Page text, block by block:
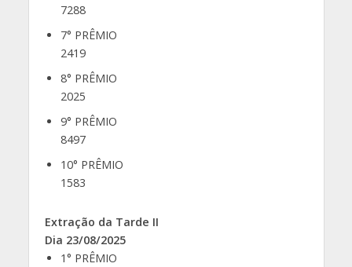
7288
7° PRÊMIO
2419
8° PRÊMIO
2025
9° PRÊMIO
8497
10° PRÊMIO
1583
Extração da Tarde II
Dia 23/08/2025
1° PRÊMIO